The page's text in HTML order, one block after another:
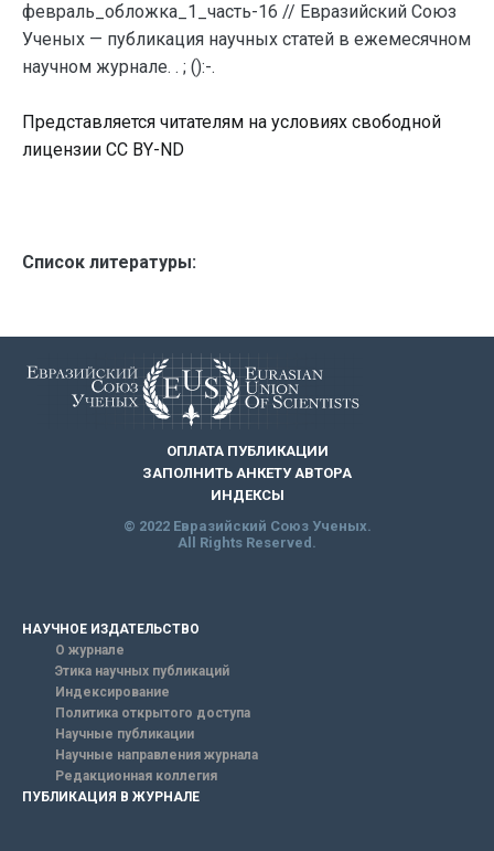
февраль_обложка_1_часть-16 // Евразийский Союз
Ученых — публикация научных статей в ежемесячном
научном журнале. . ; ():-.
Представляется читателям на условиях свободной
лицензии CC BY-ND
Список литературы:
ОПЛАТА ПУБЛИКАЦИИ
ЗАПОЛНИТЬ АНКЕТУ АВТОРА
ИНДЕКСЫ
© 2022 Евразийский Союз Ученых.
All Rights Reserved.
НАУЧНОЕ ИЗДАТЕЛЬСТВО
О журнале
Этика научных публикаций
Индексирование
Политика открытого доступа
Научные публикации
Научные направления журнала
Редакционная коллегия
ПУБЛИКАЦИЯ В ЖУРНАЛЕ